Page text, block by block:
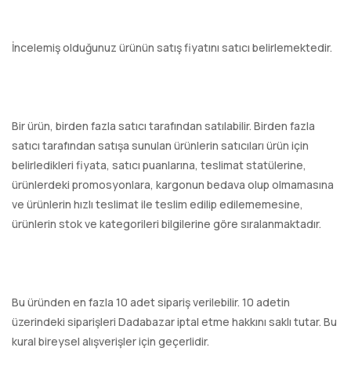
İncelemiş olduğunuz ürünün satış fiyatını satıcı belirlemektedir.
Bir ürün, birden fazla satıcı tarafından satılabilir. Birden fazla
satıcı tarafından satışa sunulan ürünlerin satıcıları ürün için
belirledikleri fiyata, satıcı puanlarına, teslimat statülerine,
ürünlerdeki promosyonlara, kargonun bedava olup olmamasına
ve ürünlerin hızlı teslimat ile teslim edilip edilememesine,
ürünlerin stok ve kategorileri bilgilerine göre sıralanmaktadır.
Bu üründen en fazla 10 adet sipariş verilebilir. 10 adetin
üzerindeki siparişleri Dadabazar iptal etme hakkını saklı tutar. Bu
kural bireysel alışverişler için geçerlidir.